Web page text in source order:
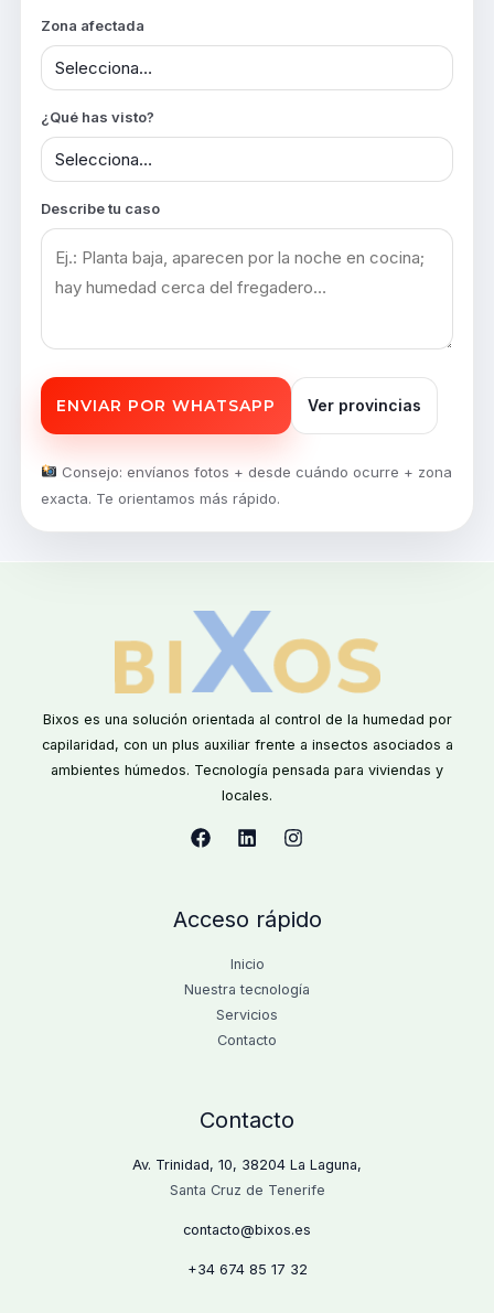
Zona afectada
¿Qué has visto?
Describe tu caso
ENVIAR POR WHATSAPP Ver provincias
Consejo: envíanos fotos + desde cuándo ocurre + zona
exacta. Te orientamos más rápido.
Bixos es una solución orientada al control de la humedad por
capilaridad, con un plus auxiliar frente a insectos asociados a
ambientes húmedos. Tecnología pensada para viviendas y
locales.
Acceso rápido
Inicio
Nuestra tecnología
Servicios
Contacto
Contacto
Av. Trinidad, 10, 38204 La Laguna,
Santa Cruz de Tenerife
contacto@bixos.es
+34 674 85 17 32